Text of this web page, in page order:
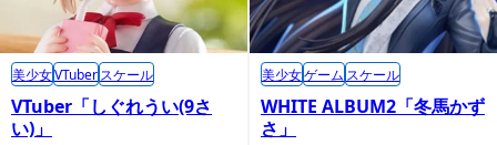
VTuber「しぐれうい(9さ
い)」
美少女VTuberスケール
WHITE ALBUM2「冬馬かず
さ」
美少女ゲーム スケール